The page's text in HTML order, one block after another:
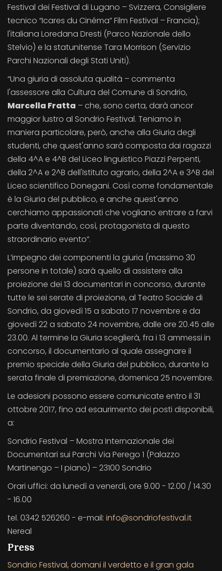
Festival dei Festival di Lugano – Svizzera, Consigliere
tecnico “Icares du Cinéma” Film Festival – Francia);
l'italiana Loredana Dresti (Parco Nazionale dello
Stelvio) e la statunitense Tara Morrison (Servizio
Parchi Nazionali degli Stati Uniti).
“Una giuria di assoluta qualità – commenta
l'assessore alla Cultura del Comune di Sondrio,
Marcella Fratta – che, sono certa, darà ancor
maggior lustro al Sondrio Festival. Teniamo in
maniera particolare, però, anche alla Giuria degli
studenti, che quest'anno sarà composta dai ragazzi
della 4^A e 4^B del Liceo linguistico Piazzi Perpenti,
della 2^A e 2^B dell'Istituto agrario, della 2^A e 3^B del
Liceo scientifico Donegani. Così come fondamentale
è la Giuria del pubblico, e anche quest'anno
cerchiamo appassionati che vogliano entrare a farvi
parte diventando, così, protagonista di questo
straordinario evento”.
L’impegno dei componenti la giuria (massimo 30
persone in totale) sarà quello di assistere alla
proiezione dei 13 documentari in concorso, durante
tutte le sei serate di proiezione, al Teatro Sociale di
Sondrio, da giovedì 15 a sabato 17 novembre e da
giovedì 22 a sabato 24 novembre, dalle ore 20.45 alle
23.00. Al termine la Giuria sceglierà, fra i 13 ammessi in
concorso, il documentario al quale assegnare il
premio speciale della Giuria del pubblico, durante la
serata finale di premiazione, domenica 25 novembre.
Le adesioni possono essere comunicate entro il 31
ottobre 2017, fino ad esaurimento dei posti disponibili,
a:
Sondrio Festival – Mostra Internazionale dei
Documentari sui Parchi Via Perego 1 (Palazzo
Martinengo – I piano) – 23100 Sondrio
Orari uffici: da lunedì a venerdì, ore 9.00 - 12.00 / 14.30
- 16.00
tel. 0342 526260 - e-mail: info@sondriofestival.it
Nereal
Press
Sondrio Festival, domani il verdetto e il gran gala